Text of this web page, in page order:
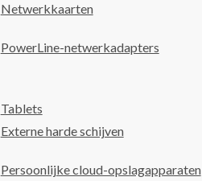
Netwerkkaarten
PowerLine-netwerkadapters
Tablets
Externe harde schijven
Persoonlijke cloud-opslagapparaten